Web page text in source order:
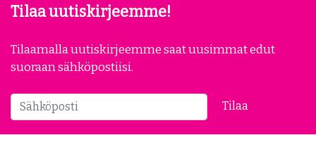
Tietosuojaseloste
Tilaa uutiskirjeemme!
Tilaamalla uutiskirjeemme saat uusimmat edut